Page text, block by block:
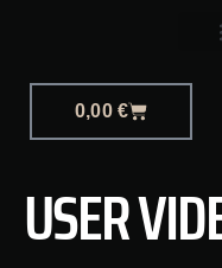
0,00 €
USER